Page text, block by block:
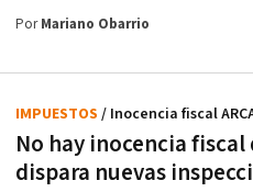
PorMariano Obarrio
No hay inocencia fiscal
dispara nuevas
IMPUESTOS / Inocencia fiscal